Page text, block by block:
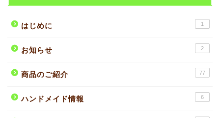
はじめに 1
お知らせ 2
商品のご紹介 77
ハンドメイド情報 6